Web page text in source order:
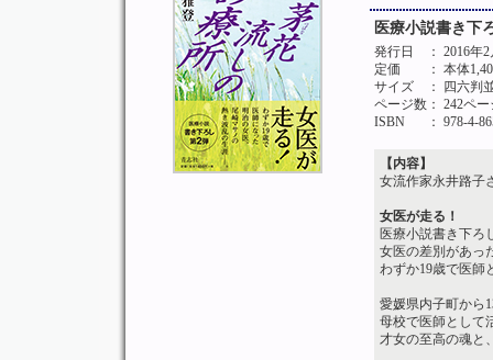
医療小説書き下
発行日
： 2016年
定価
： 本体
サイズ
： 四六判
ページ数： 242ペー
ISBN
： 978-4-
【内容】
女流作家永井路子
女医が走る！
医療小説書き下ろ
女医の差別があ
わずか19歳で医師
愛媛県内子町から
母校で医師として
才女の至高の魂と